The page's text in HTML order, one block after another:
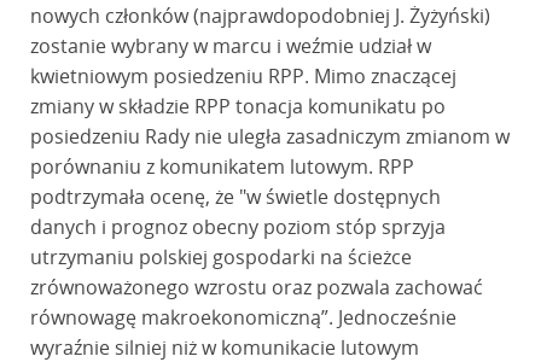
nowych członków (najprawdopodobniej J. Żyżyński)
zostanie wybrany w marcu i weźmie udział w
kwietniowym posiedzeniu RPP. Mimo znaczącej
zmiany w składzie RPP tonacja komunikatu po
posiedzeniu Rady nie uległa zasadniczym zmianom w
porównaniu z komunikatem lutowym. RPP
podtrzymała ocenę, że "w świetle dostępnych
danych i prognoz obecny poziom stóp sprzyja
utrzymaniu polskiej gospodarki na ścieżce
zrównoważonego wzrostu oraz pozwala zachować
równowagę makroekonomiczną”. Jednocześnie
wyraźnie silniej niż w komunikacie lutowym